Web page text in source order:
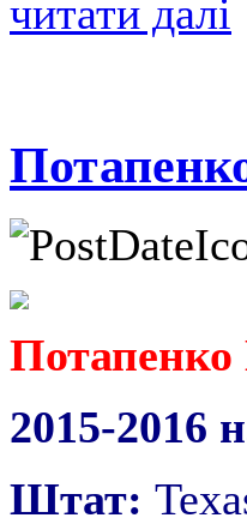
читати далі
2015-2016
Штат: